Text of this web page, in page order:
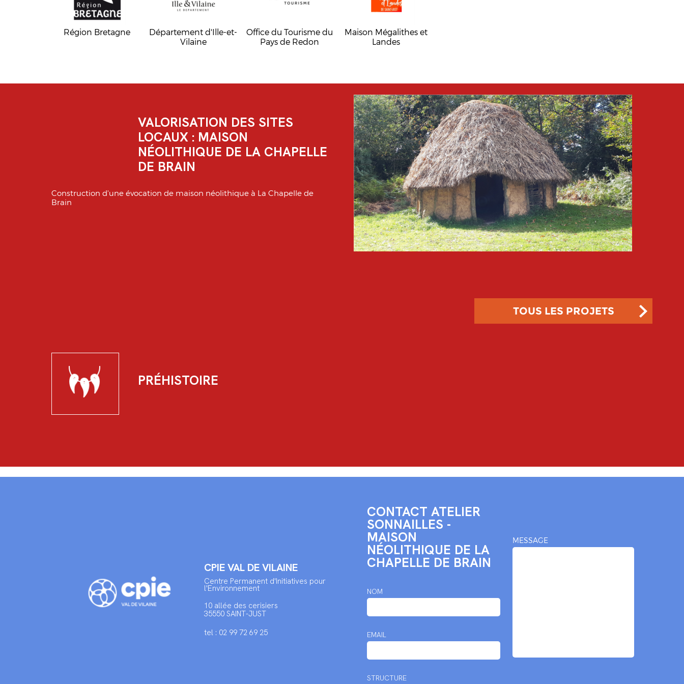
Région Bretagne
Département d'Ille-et-
Vilaine
Office du Tourisme du
Pays de Redon
Maison Mégalithes et
Landes
VALORISATION DES SITES
LOCAUX : MAISON
NÉOLITHIQUE DE LA CHAPELLE
DE BRAIN
Construction d'une évocation de maison néolithique à La Chapelle de
Brain
TOUS LES PROJETS
PRÉHISTOIRE
CPIE VAL DE VILAINE
Centre Permanent d'Initiatives pour
l'Environnement
10 allée des cerisiers
35550 SAINT-JUST
tel : 02 99 72 69 25
CONTACT ATELIER
SONNAILLES -
MAISON
NÉOLITHIQUE DE LA
CHAPELLE DE BRAIN
NOM
EMAIL
STRUCTURE
MESSAGE